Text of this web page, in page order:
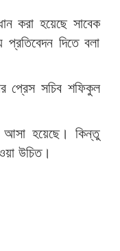
করা হয়েছে সাবেক
দিতে বলা
প্রেস সচিব শফিকুল
আসা হয়েছে। কিন্তু
উচিত।